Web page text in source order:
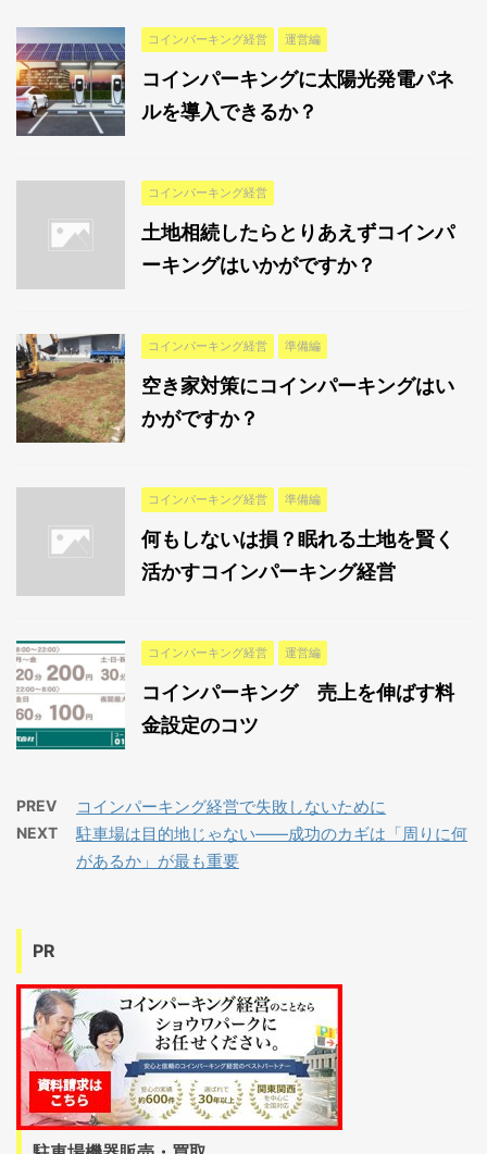
コインパーキング経営 運営編
コインパーキングに太陽光発電パネ
ルを導入できるか？
コインパーキング経営
土地相続したらとりあえずコインパ
ーキングはいかがですか？
コインパーキング経営 準備編
空き家対策にコインパーキングはい
かがですか？
コインパーキング経営 準備編
何もしないは損？眠れる土地を賢く
活かすコインパーキング経営
コインパーキング経営 運営編
コインパーキング 売上を伸ばす料
金設定のコツ
PREV コインパーキング経営で失敗しないために
NEXT
駐車場は目的地じゃない――成功のカギは「周りに何
があるか」が最も重要
PR